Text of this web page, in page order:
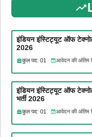
इंडियन इंस्टिट्यूट ऑफ
2026
कुल पद: 01 आवेदन की अंतिम
इंडियन इंस्टिट्यूट ऑफ
भर्ती 2026
कुल पद: 01 आवेदन की अंतिम